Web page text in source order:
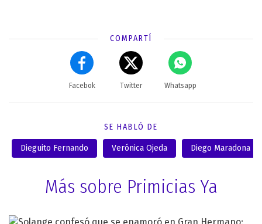
COMPARTÍ
Facebok Twitter Whatsapp
SE HABLÓ DE
Dieguito Fernando Verónica Ojeda Diego Maradona
Más sobre Primicias Ya